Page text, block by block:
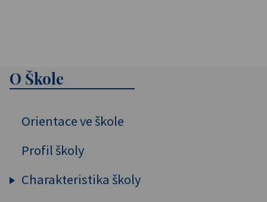
O Škole
Orientace ve škole
Profil školy
Charakteristika školy